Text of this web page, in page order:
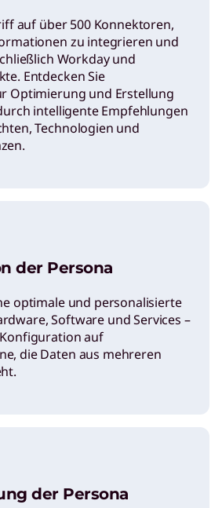
auf über 500 Konnektoren,
zu integrieren und
Workday und
Entdecken Sie
Optimierung und Erstellung
intelligente Empfehlungen
Technologien und
der Persona
optimale und personalisierte
Software und Services –
auf
die Daten aus mehreren
der Persona